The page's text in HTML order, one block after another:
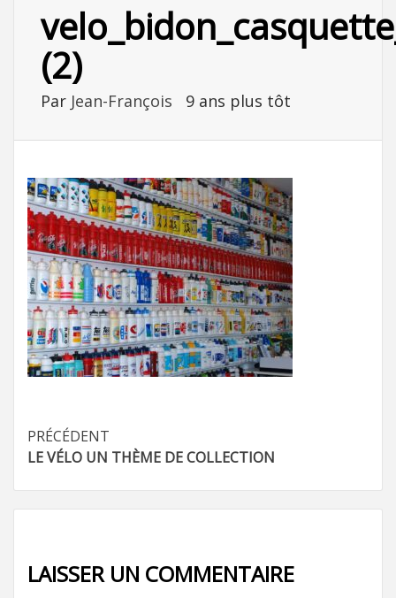
(2)
Par Jean-François 9 ans plus tôt
Navigation
d’article
PRÉCÉDENT
LE VÉLO UN THÈME DE COLLECTION
LAISSER UN COMMENTAIRE